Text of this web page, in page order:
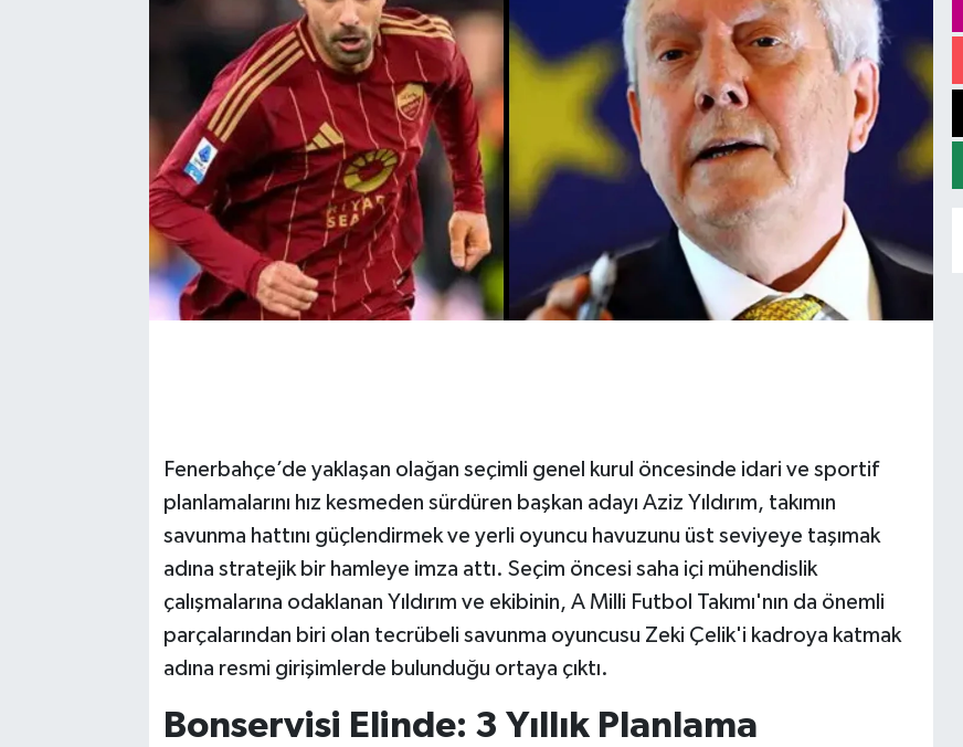
Fenerbahçe’de yaklaşan olağan seçimli genel kurul öncesinde idari ve sportif
planlamalarını hız kesmeden sürdüren başkan adayı Aziz Yıldırım, takımın
savunma hattını güçlendirmek ve yerli oyuncu havuzunu üst seviyeye taşımak
adına stratejik bir hamleye imza attı. Seçim öncesi saha içi mühendislik
çalışmalarına odaklanan Yıldırım ve ekibinin, A Milli Futbol Takımı'nın da önemli
parçalarından biri olan tecrübeli savunma oyuncusu Zeki Çelik'i kadroya katmak
adına resmi girişimlerde bulunduğu ortaya çıktı.
Bonservisi Elinde: 3 Yıllık Planlama